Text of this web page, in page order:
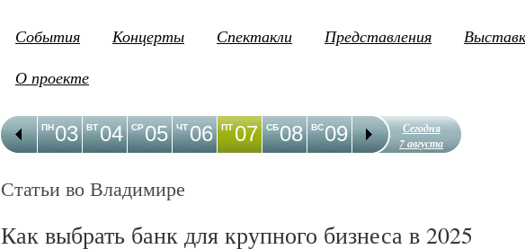
События Концерты Спектакли Представления
О проекте
03
ПН 04
ВТ 05
СР 06
ЧТ 07
ПТ 08
СБ 09
ВС 10
ПН 11
ВТ 12
СР
Сегодня
7 августа
Статьи во Владимире
Как выбрать банк для крупного бизнеса в 2025